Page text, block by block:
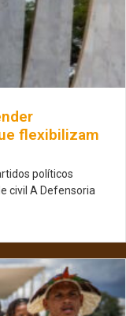
flexibilizam
políticos
civil A Defensoria